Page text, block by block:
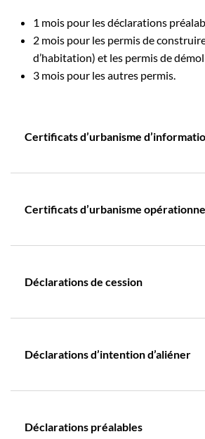
1 mois pour les déclarations
2 mois pour les permis de
d’habitation) et les permis de
3 mois pour les autres permis.
Certificats d’urbanisme
Certificats d’urbanisme
Déclarations de cession
Déclarations d’intention d’aliéner
Déclarations préalables